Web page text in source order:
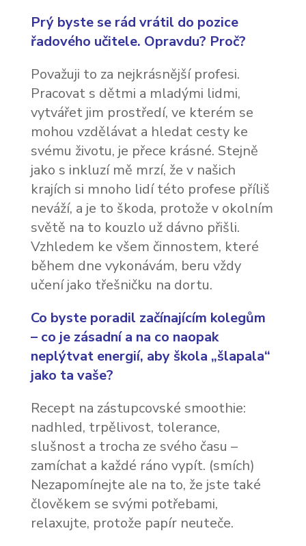
Prý byste se rád vrátil do pozice
řadového učitele. Opravdu? Proč?
Považuji to za nejkrásnější profesi.
Pracovat s dětmi a mladými lidmi,
vytvářet jim prostředí, ve kterém se
mohou vzdělávat a hledat cesty ke
svému životu, je přece krásné. Stejně
jako s inkluzí mě mrzí, že v našich
krajích si mnoho lidí této profese příliš
neváží, a je to škoda, protože v okolním
světě na to kouzlo už dávno přišli.
Vzhledem ke všem činnostem, které
během dne vykonávám, beru vždy
učení jako třešničku na dortu.
Co byste poradil začínajícím kolegům
– co je zásadní a na co naopak
neplýtvat energií, aby škola „šlapala“
jako ta vaše?
Recept na zástupcovské smoothie:
nadhled, trpělivost, tolerance,
slušnost a trocha ze svého času –
zamíchat a každé ráno vypít. (smích)
Nezapomínejte ale na to, že jste také
člověkem se svými potřebami,
relaxujte, protože papír neuteče.